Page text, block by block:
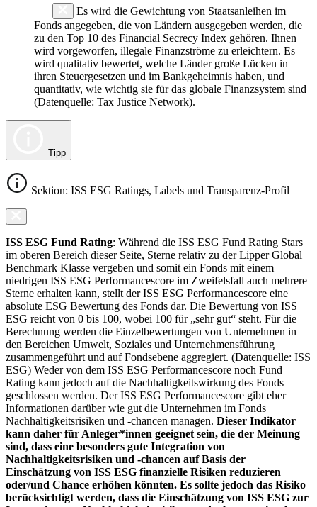
Es wird die Gewichtung von Staatsanleihen im
Fonds angegeben, die von Ländern ausgegeben werden, die
zu den Top 10 des Financial Secrecy Index gehören. Ihnen
wird vorgeworfen, illegale Finanzströme zu erleichtern. Es
wird qualitativ bewertet, welche Länder große Lücken in
ihren Steuergesetzen und im Bankgeheimnis haben, und
quantitativ, wie wichtig sie für das globale Finanzsystem sind
(Datenquelle: Tax Justice Network).
Tipp
Sektion: ISS ESG Ratings, Labels und Transparenz-Profil
ISS ESG Fund Rating: Während die ISS ESG Fund Rating Stars
im oberen Bereich dieser Seite, Sterne relativ zu der Lipper Global
Benchmark Klasse vergeben und somit ein Fonds mit einem
niedrigen ISS ESG Performancescore im Zweifelsfall auch mehrere
Sterne erhalten kann, stellt der ISS ESG Performancescore eine
absolute ESG Bewertung des Fonds dar. Die Bewertung von ISS
ESG reicht von 0 bis 100, wobei 100 für „sehr gut“ steht. Für die
Berechnung werden die Einzelbewertungen von Unternehmen in
den Bereichen Umwelt, Soziales und Unternehmensführung
zusammengeführt und auf Fondsebene aggregiert. (Datenquelle: ISS
ESG) Weder von dem ISS ESG Performancescore noch Fund
Rating kann jedoch auf die Nachhaltigkeitswirkung des Fonds
geschlossen werden. Der ISS ESG Performancescore gibt eher
Informationen darüber wie gut die Unternehmen im Fonds
Nachhaltigkeitsrisiken und -chancen managen. Dieser Indikator
kann daher für Anleger*innen geeignet sein, die der Meinung
sind, dass eine besonders gute Integration von
Nachhaltigkeitsrisiken und -chancen auf Basis der
Einschätzung von ISS ESG finanzielle Risiken reduzieren
oder/und Chance erhöhen könnten. Es sollte jedoch das Risiko
berücksichtigt werden, dass die Einschätzung von ISS ESG zur